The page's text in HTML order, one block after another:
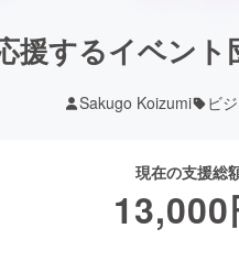
援するイベン
Sakugo Koizumi ビ
現在の支援総
13,000